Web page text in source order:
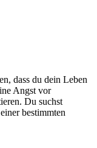
dass du dein Leben
Angst vor
Du suchst
bestimmten